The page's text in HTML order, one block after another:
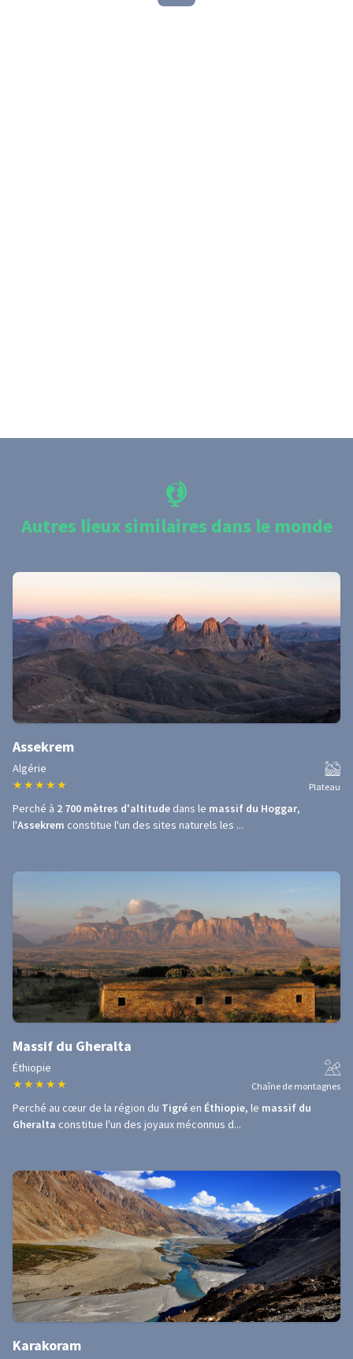
Autres lieux similaires dans le monde
Assekrem
Algérie
★ ★ ★ ★ ★ Plateau
Perché à 2 700 mètres d'altitude dans le massif du Hoggar,
l'Assekrem constitue l'un des sites naturels les ...
Massif du Gheralta
Éthiopie
★ ★ ★ ★ ★ Chaîne de montagnes
Perché au cœur de la région du Tigré en Éthiopie, le massif du
Gheralta constitue l'un des joyaux méconnus d...
Karakoram